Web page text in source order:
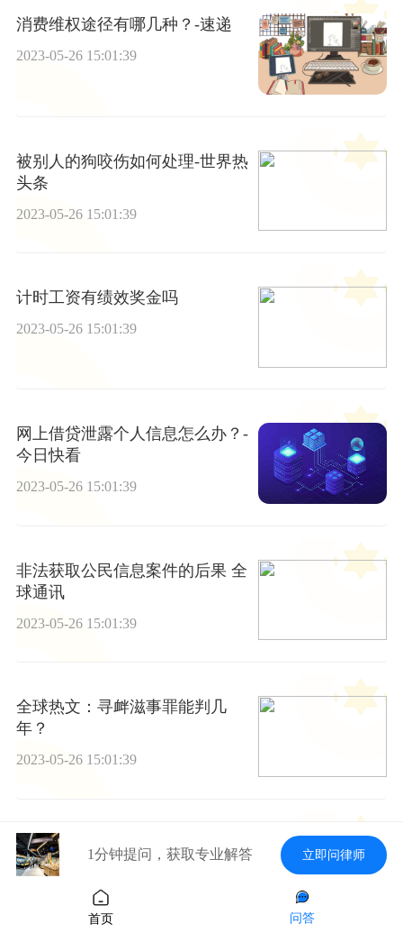
消费维权途径有哪几种？-速递
2023-05-26 15:01:39
被别人的狗咬伤如何处理-世界热
头条
2023-05-26 15:01:39
计时工资有绩效奖金吗
2023-05-26 15:01:39
网上借贷泄露个人信息怎么办？-
今日快看
2023-05-26 15:01:39
非法获取公民信息案件的后果 全
球通讯
2023-05-26 15:01:39
全球热文：寻衅滋事罪能判几
年？
2023-05-26 15:01:39
谈谈合同债权质押 每日热讯
2023-05-26 15:01:39
1分钟提问，获取专业解答 立即问律师
首页 问答